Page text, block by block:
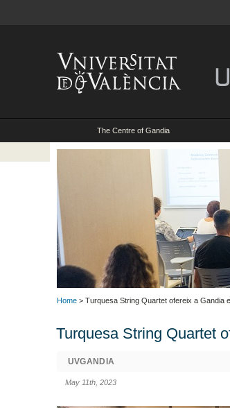
The Centre of Gandia
Home > Turquesa String Quartet ofereix a Gandia
Turquesa String Quartet
UVGANDIA
May 11th, 2023